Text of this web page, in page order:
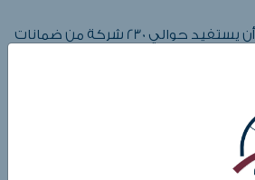
وتوقع السفير الألماني أن يستفيد حوالي 230 شركة من ضمانات
لا تعكس مجرد بيانات، بل تمثل
للشركة الأردنية لضمان القروض ، عدنان
يمثل محطة استراتيجية جديدة في